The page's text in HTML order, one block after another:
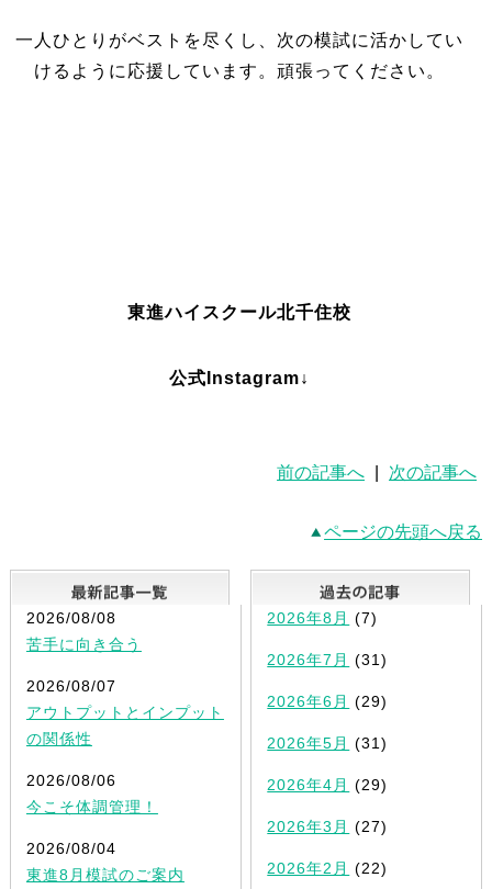
一人ひとりがベストを尽くし、次の模試に活かしてい
けるように応援しています。頑張ってください。
東進ハイスクール北千住校
公式Instagram↓
前の記事へ 次の記事へ
ページの先頭へ戻る
最新記事一覧
2026/08/08
苦手に向き合う
2026/08/07
アウトプットとインプット
の関係性
2026/08/06
今こそ体調管理！
2026/08/04
東進8月模試のご案内
2026年8月 (7)
2026年7月 (31)
2026年6月 (29)
2026年5月 (31)
2026年4月 (29)
2026年3月 (27)
2026年2月 (22)